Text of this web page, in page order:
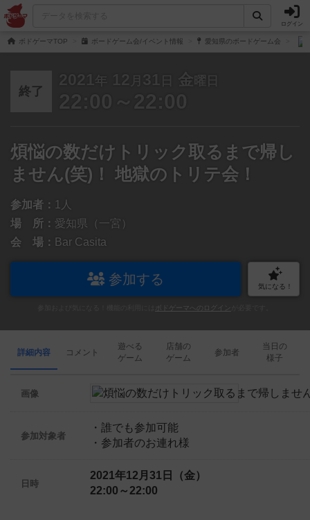
ログイン
ボドゲーマTOP ボードゲーム会/イベント情報 愛知県のボードゲーム会
終了
2021 年 12 月 31 日 金 曜日
22:00～22:00
煩悩の数だけトリック取るまで帰し
ません(笑)！ 地獄のトリテ会！
参加者： 1人
場 所： 愛知県（一宮）
会 場： Bar Casita
参加する 気になる！
ボドゲーマへのログイン
詳細内容 コメント
遊べる
ゲーム
店舗の
ゲーム
参加者
当日の
様子
画像
参加対象者
・誰でも参加可能
・参加者のお連れ様
日時
2021年12月31日（金）
22:00～22:00